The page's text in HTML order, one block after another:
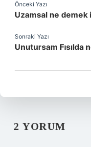
Önceki Yazı
Uzamsal ne demek
Sonraki Yazı
Unutursam Fısılda
2 YORUM